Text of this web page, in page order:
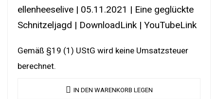
ellenheeselive | 05.11.2021 | Eine geglückte
Schnitzeljagd | DownloadLink | YouTubeLink
Gemäß §19 (1) UStG wird keine Umsatzsteuer
berechnet.
IN DEN WARENKORB LEGEN